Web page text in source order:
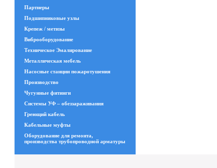
Партнеры
Подшипниковые узлы
Крепеж / метизы
Виброоборудование
Техническое Эмалирование
Металлическая мебель
Насосные станции пожаротушения
Производство
Чугунные фитинги
Системы УФ – обеззараживания
Греющий кабель
Кабельные муфты
Оборудование для ремонта,
производства трубопроводной арматуры